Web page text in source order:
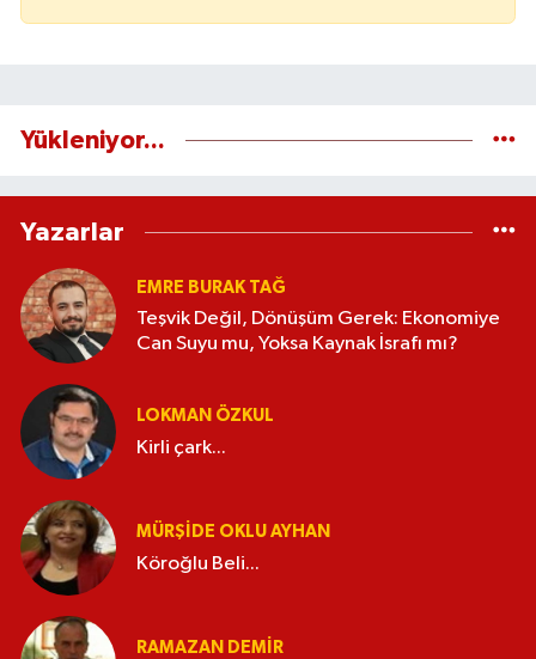
Yükleniyor...
Yazarlar
EMRE BURAK TAĞ
Teşvik Değil, Dönüşüm Gerek: Ekonomiye
Can Suyu mu, Yoksa Kaynak İsrafı mı?
LOKMAN ÖZKUL
Kirli çark...
MÜRŞIDE OKLU AYHAN
Köroğlu Beli...
RAMAZAN DEMİR